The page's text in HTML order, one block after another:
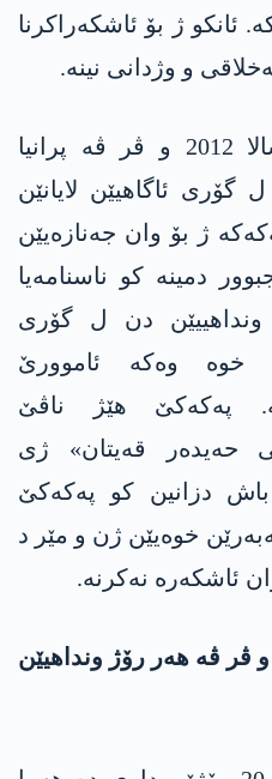
ئانکو ژ بۆ ئاشکەراکرنا
و وژدانی نینە.
پەکەکە ب تایبەتی ژ سالا 2012 و ڤر ڤە پرانیا
گۆری ئاگاھیێن لایانێن
ژ بۆ وان جەنازەیێن
دمینە کو ناسنامەیا
ونداھییێن دن ل گۆری
خوە وەکە ئاموورێ
پەکەکێ ھێژ ناڤێ
حەیدەر قەیتان» ژی
دزانین کو پەکەکێ
خوەیێن ژن و مێر د
ئاشکەرە نەکرنە.
ڤر ڤە ھەر رۆژ ونداھیێن